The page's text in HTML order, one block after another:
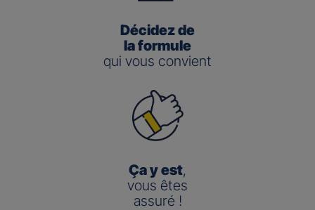
Décidez de
la formule
qui vous convient
Ça y est,
vous êtes
assuré !